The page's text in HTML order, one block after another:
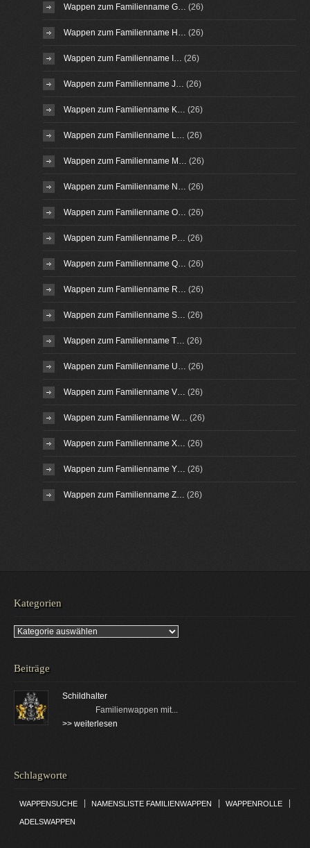
Wappen zum Familienname G… (26)
Wappen zum Familienname H… (26)
Wappen zum Familienname I… (26)
Wappen zum Familienname J… (26)
Wappen zum Familienname K… (26)
Wappen zum Familienname L… (26)
Wappen zum Familienname M… (26)
Wappen zum Familienname N… (26)
Wappen zum Familienname O… (26)
Wappen zum Familienname P… (26)
Wappen zum Familienname Q… (26)
Wappen zum Familienname R… (26)
Wappen zum Familienname S… (26)
Wappen zum Familienname T… (26)
Wappen zum Familienname U… (26)
Wappen zum Familienname V… (26)
Wappen zum Familienname W… (26)
Wappen zum Familienname X… (26)
Wappen zum Familienname Y… (26)
Wappen zum Familienname Z… (26)
Kategorien
Kategorien
Beiträge
Schildhalter
Familienwappen mit...
>> weiterlesen
Schlagworte
WAPPENSUCHE NAMENSLISTE FAMILIENWAPPEN WAPPENROLLE
ADELSWAPPEN